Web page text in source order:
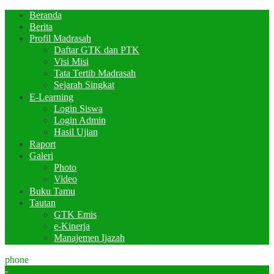
Beranda
Berita
Profil Madrasah
Daftar GTK dan PTK
Visi Misi
Tata Tertib Madrasah
Sejarah Singkat
E-Learning
Login Siswa
Login Admin
Hasil Ujian
Raport
Galeri
Photo
Video
Buku Tamu
Tautan
GTK Emis
e-Kinerja
Manajemen Ijazah
phone
-